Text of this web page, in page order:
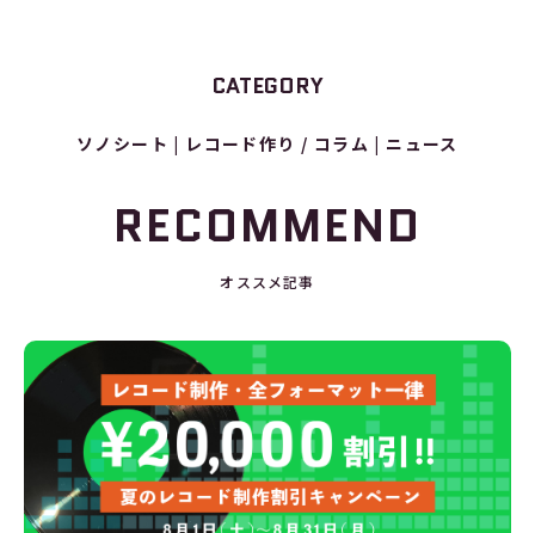
CATEGORY
ソノシート レコード作り / コラム ニュース
RECOMMEND
オススメ記事